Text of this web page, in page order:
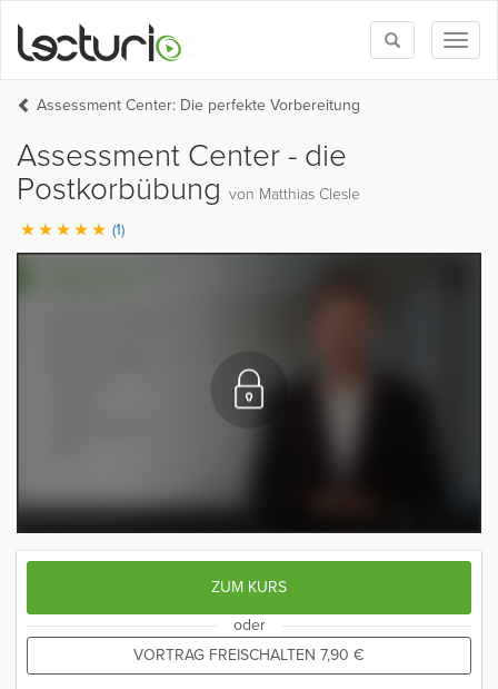
Toggle
search
Assessment Center: Die perfekte Vorbereitung
Assessment Center - die
Postkorbübung von Matthias Clesle
(1)
ZUM KURS
oder
VORTRAG FREISCHALTEN 7,90 €